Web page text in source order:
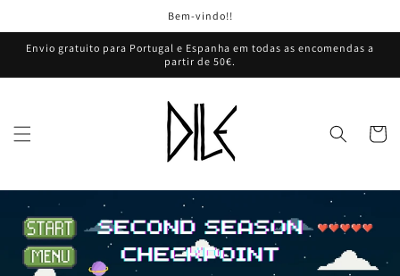
conteúdo
Bem-vindo!!
Envio gratuito para Portugal e Espanha em todas as encomendas a
partir de 50€.